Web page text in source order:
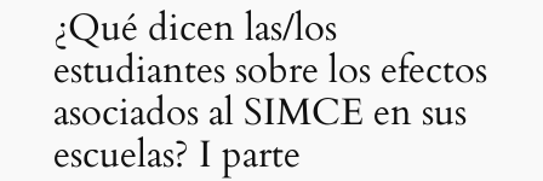
¿Qué dicen las/los
estudiantes sobre los efectos
asociados al SIMCE en sus
escuelas? I parte